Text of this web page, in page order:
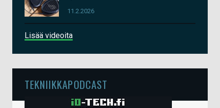
11.2.2026
Lisää videoita
TEKNIIKKAPODCAST